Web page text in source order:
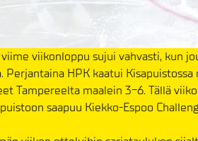
viikonloppu sujui vahvasti, kun
Perjantaina HPK kaatui
Tampereelta maalein 3-6. Tällä
saapuu Kiekko-Espoo